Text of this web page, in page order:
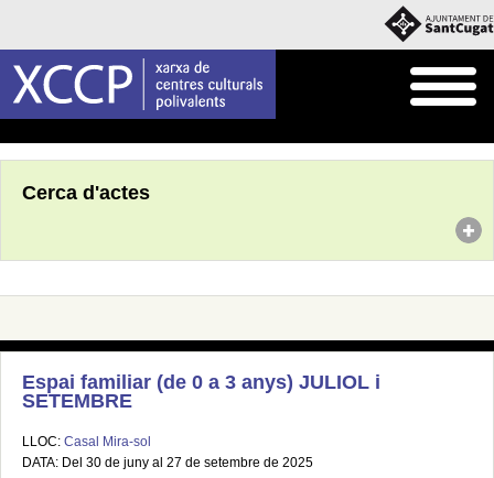
Cerca d'actes
Espai familiar (de 0 a 3 anys) JULIOL i
SETEMBRE
LLOC: Casal Mira-sol
DATA: Del 30 de juny al 27 de setembre de 2025